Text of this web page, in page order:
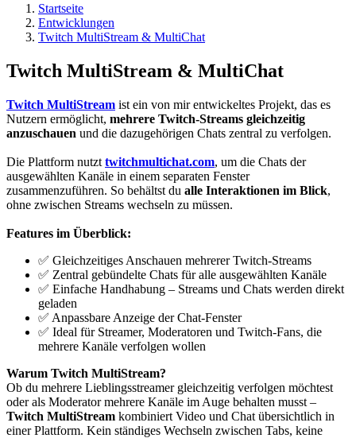
Startseite
Entwicklungen
Twitch MultiStream & MultiChat
Twitch MultiStream & MultiChat
Twitch MultiStream ist ein von mir entwickeltes Projekt, das es
Nutzern ermöglicht, mehrere Twitch-Streams gleichzeitig
anzuschauen und die dazugehörigen Chats zentral zu verfolgen.
Die Plattform nutzt twitchmultichat.com, um die Chats der
ausgewählten Kanäle in einem separaten Fenster
zusammenzuführen. So behältst du alle Interaktionen im Blick,
ohne zwischen Streams wechseln zu müssen.
Features im Überblick:
✅ Gleichzeitiges Anschauen mehrerer Twitch-Streams
✅ Zentral gebündelte Chats für alle ausgewählten Kanäle
✅ Einfache Handhabung – Streams und Chats werden direkt
geladen
✅ Anpassbare Anzeige der Chat-Fenster
✅ Ideal für Streamer, Moderatoren und Twitch-Fans, die
mehrere Kanäle verfolgen wollen
Warum Twitch MultiStream?
Ob du mehrere Lieblingsstreamer gleichzeitig verfolgen möchtest
oder als Moderator mehrere Kanäle im Auge behalten musst –
Twitch MultiStream kombiniert Video und Chat übersichtlich in
einer Plattform. Kein ständiges Wechseln zwischen Tabs, keine